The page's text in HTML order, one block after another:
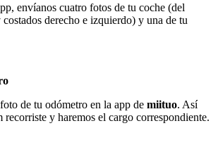
envíanos cuatro fotos de tu coche (del
costados derecho e izquierdo) y una de tu
de tu odómetro en la app de miituo. Así
recorriste y haremos el cargo correspondiente.